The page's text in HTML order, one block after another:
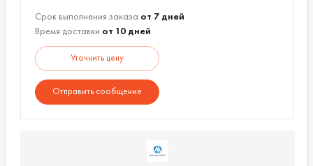
Срок выполнения заказа от 7 дней
Время доставки от 10 дней
Уточнить цену
Отправить сообщение